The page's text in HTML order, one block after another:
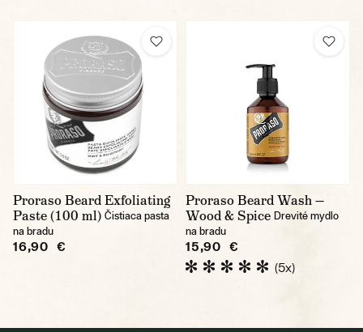
Proraso Beard Exfoliating
Paste (100 ml) Čistiaca pasta
na bradu
16,90 €
Proraso Beard Wash —
Wood & Spice Drevité mydlo
na bradu
15,90 €
(5x)